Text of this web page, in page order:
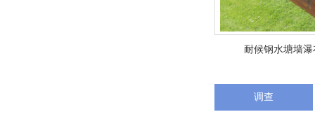
耐候钢水塘墙瀑
调查